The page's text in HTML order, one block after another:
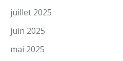
juillet 2025
juin 2025
mai 2025